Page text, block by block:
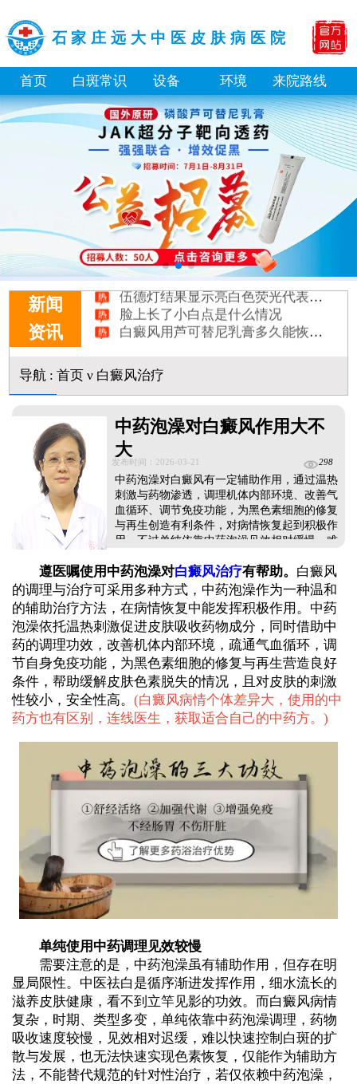
石家庄远大中医皮肤病医院
首页 白斑常识 设备 环境 来院路线
新闻
资讯
白癜风长期用激素药膏会有副作用吗
伍德灯结果显示亮白色荧光代表什么意思
脸上长了小白点是什么情况
白癜风用芦可替尼乳膏多久能恢复正常色
身体黑色素缺失是什么原因造成的
石家庄远大中医皮肤病医院看白斑好吗
白癜风早期是什么症状图片
导航: 首页ν 白癜风治疗
中药泡澡对白癜风作用大不
大
发布时间：2026-03-21 298
中药泡澡对白癜风有一定辅助作用，通过温热
刺激与药物渗透，调理机体内部环境、改善气
血循环、调节免疫功能，为黑色素细胞的修复
与再生创造有利条件，对病情恢复起到积极作
用。不过单纯依靠中药泡澡见效相对缓慢，难
结合的综合方案，在中药调理的同时配合照光
等方式，内外同治、双管齐下，既能稳固体
质，又能加快复色速度。...
遵医嘱使用中药泡澡对白癜风治疗有帮助。 白癜风
的调理与治疗可采用多种方式，中药泡澡作为一种温和
的辅助治疗方法，在病情恢复中能发挥积极作用。中药
泡澡依托温热刺激促进皮肤吸收药物成分，同时借助中
药的调理功效，改善机体内部环境，疏通气血循环，调
节自身免疫功能，为黑色素细胞的修复与再生营造良好
条件，帮助缓解皮肤色素脱失的情况，且对皮肤的刺激
性较小，安全性高。 (白癜风病情个体差异大，使用的中
药方也有区别，连线医生，获取适合自己的中药方。 )
单纯使用中药调理见效较慢
需要注意的是，中药泡澡虽有辅助作用，但存在明
显局限性。中医祛白是循序渐进发挥作用，细水流长的
滋养皮肤健康，看不到立竿见影的功效。而白癜风病情
复杂，时期、类型多变，单纯依靠中药泡澡调理，药物
吸收速度较慢，见效相对迟缓，难以快速控制白斑的扩
散与发展，也无法快速实现色素恢复，仅能作为辅助方
法，不能替代规范的针对性治疗，若仅依赖中药泡澡，